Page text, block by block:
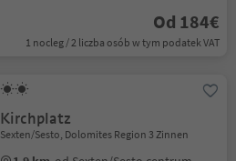
Od 184€
1 nocleg / 2 liczba osób w tym podatek VAT
Kirchplatz
Sexten/Sesto, Dolomites Region 3 Zinnen